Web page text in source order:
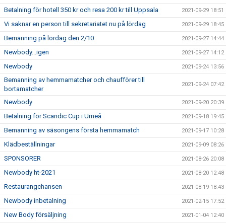
Betalning för hotell 350 kr och resa 200 kr till Uppsala 2021-09-29 18:51
Vi saknar en person till sekretariatet nu på lördag 2021-09-29 18:45
Bemanning på lördag den 2/10 2021-09-27 14:44
Newbody...igen 2021-09-27 14:12
Newbody 2021-09-24 13:56
Bemanning av hemmamatcher och chaufförer till
bortamatcher
2021-09-24 07:42
Newbody 2021-09-20 20:39
Betalning för Scandic Cup i Umeå 2021-09-18 19:45
Bemanning av säsongens första hemmamatch 2021-09-17 10:28
Klädbeställningar 2021-09-09 08:26
SPONSORER 2021-08-26 20:08
Newbody ht-2021 2021-08-20 12:48
Restaurangchansen 2021-08-19 18:43
Newbody inbetalning 2021-02-15 17:52
New Body försäljning 2021-01-04 12:40